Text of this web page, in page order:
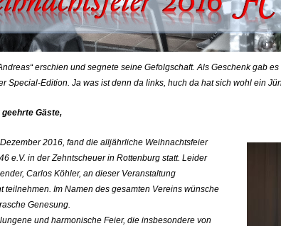
erschien und segnete seine Gefolgschaft. Als Geschenk gab
Special-Edition. Ja was ist denn da links, huch da hat sich wohl ein
Gäste,
2016, fand die alljährliche Weihnachtsfeier
e.V. in der Zehntscheuer in Rottenburg statt. Leider
Carlos Köhler, an dieser Veranstaltung
teilnehmen. Im Namen des gesamten Vereins wünsche
Genesung.
und harmonische Feier, die insbesondere von